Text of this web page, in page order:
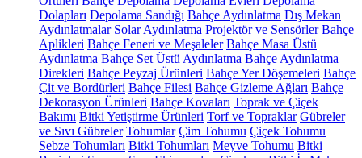
Dolapları Depolama Sandığı Bahçe Aydınlatma Dış Mekan
Aydınlatmalar Solar Aydınlatma Projektör ve Sensörler Bahçe
Aplikleri Bahçe Feneri ve Meşaleler Bahçe Masa Üstü
Aydınlatma Bahçe Set Üstü Aydınlatma Bahçe Aydınlatma
Direkleri Bahçe Peyzaj Ürünleri Bahçe Yer Döşemeleri Bahçe
Çit ve Bordürleri Bahçe Filesi Bahçe Gizleme Ağları Bahçe
Dekorasyon Ürünleri Bahçe Kovaları Toprak ve Çiçek
Bakımı Bitki Yetiştirme Ürünleri Torf ve Topraklar Gübreler
ve Sıvı Gübreler Tohumlar Çim Tohumu Çiçek Tohumu
Sebze Tohumları Bitki Tohumları Meyve Tohumu Bitki